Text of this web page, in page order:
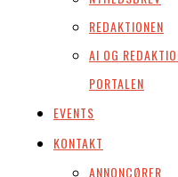
REDAKTIONEN
AI OG
PORTALEN
EVENTS
KONTAKT
ANNONCØRER